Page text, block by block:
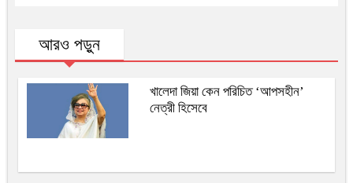
আরও পড়ুন
খালেদা জিয়া কেন পরিচিত ‘আপসহীন’
নেত্রী হিসেবে